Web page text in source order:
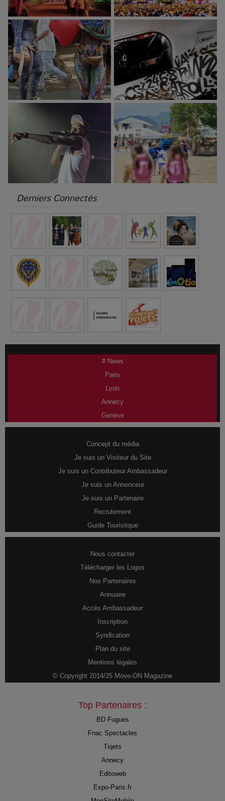
Derniers Connectés
# News
Paris
Lyon
Annecy
Genève
Concept du média
Je suis un Visiteur du Site
Je suis un Contributeur Ambassadeur
Je suis un Annonceur
Je suis un Partenaire
Recrutement
Guide Touristique
Nous contacter
Télécharger les Logos
Nos Partenaires
Annuaire
Accès Ambassadeur
Inscription
Syndication
Plan du site
Mentions légales
© Copyright 2014/25 Move-ON Magazine
Top Partenaires :
BD Fugues
Fnac Spectacles
Tiqets
Annecy
Editoweb
Expo-Paris.fr